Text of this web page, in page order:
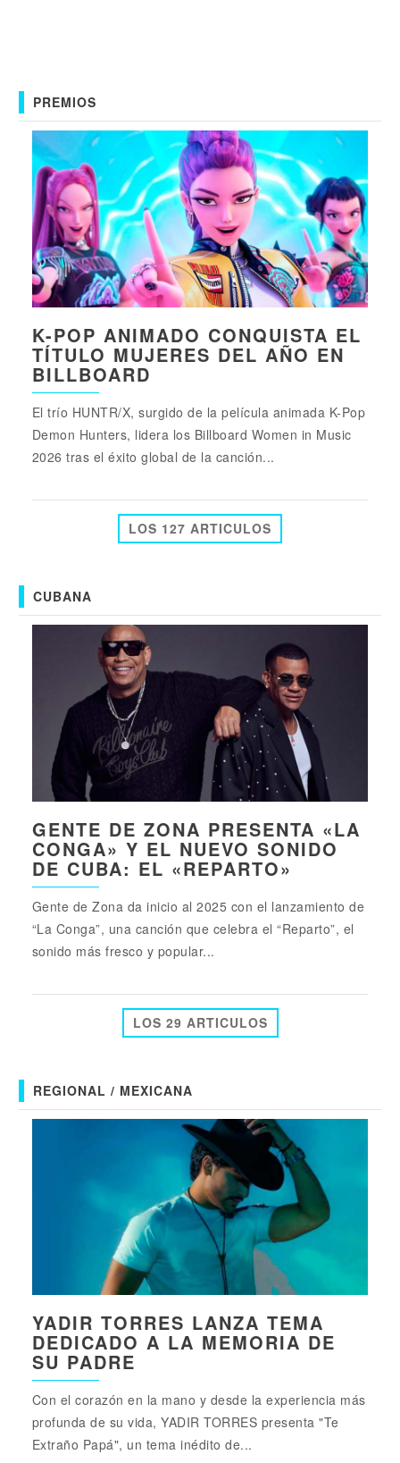
PREMIOS
K-POP ANIMADO CONQUISTA EL
TÍTULO MUJERES DEL AÑO EN
BILLBOARD
El trío HUNTR/X, surgido de la película animada K-Pop
Demon Hunters, lidera los Billboard Women in Music
2026 tras el éxito global de la canción...
LOS 127 ARTICULOS
CUBANA
GENTE DE ZONA PRESENTA «LA
CONGA» Y EL NUEVO SONIDO
DE CUBA: EL «REPARTO»
Gente de Zona da inicio al 2025 con el lanzamiento de
“La Conga”, una canción que celebra el “Reparto”, el
sonido más fresco y popular...
LOS 29 ARTICULOS
REGIONAL / MEXICANA
YADIR TORRES LANZA TEMA
DEDICADO A LA MEMORIA DE
SU PADRE
Con el corazón en la mano y desde la experiencia más
profunda de su vida, YADIR TORRES presenta "Te
Extraño Papá", un tema inédito de...